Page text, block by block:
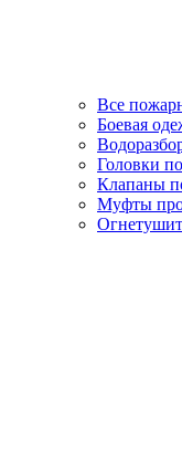
Все
Боевая
Головки
Клапаны
Муфты